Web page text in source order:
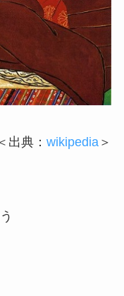
出典：wikipedia ＞